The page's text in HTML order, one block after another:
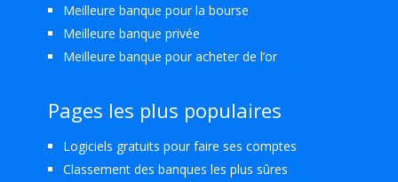
Meilleure banque pour la bourse
Meilleure banque privée
Meilleure banque pour acheter de l’or
Pages les plus populaires
Logiciels gratuits pour faire ses comptes
Classement des banques les plus sûres